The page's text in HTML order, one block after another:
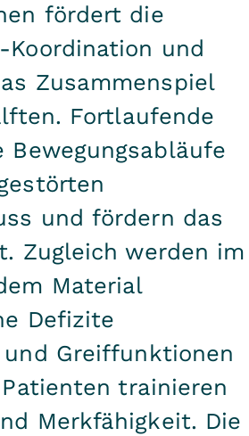
fördert die
und
Zusammenspiel
Fortlaufende
Bewegungsabläufe
und fördern das
Zugleich werden im
Material
Defizite
Greiffunktionen
trainieren
Merkfähigkeit. Die